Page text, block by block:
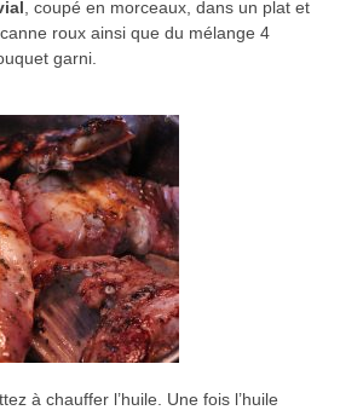
, coupé en morceaux, dans un plat et
roux ainsi que du mélange 4
garni.
à chauffer l’huile. Une fois l’huile